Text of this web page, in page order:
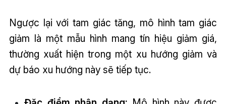
Ngược lại với tam giác tăng, mô hình tam giác
giảm là một mẫu hình mang tín hiệu giảm giá,
thường xuất hiện trong một xu hướng giảm và
dự báo xu hướng này sẽ tiếp tục.